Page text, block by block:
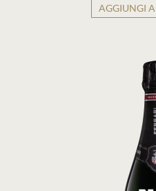
AGGIUNGI